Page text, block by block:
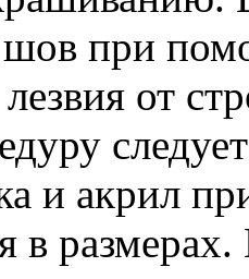
шов при
от
и акрил
в